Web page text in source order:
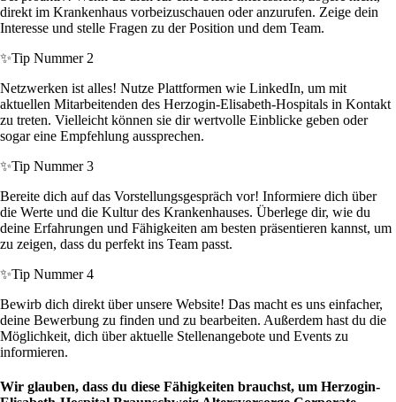
direkt im Krankenhaus vorbeizuschauen oder anzurufen. Zeige dein
Interesse und stelle Fragen zu der Position und dem Team.
✨Tip Nummer 2
Netzwerken ist alles! Nutze Plattformen wie LinkedIn, um mit
aktuellen Mitarbeitenden des Herzogin-Elisabeth-Hospitals in Kontakt
zu treten. Vielleicht können sie dir wertvolle Einblicke geben oder
sogar eine Empfehlung aussprechen.
✨Tip Nummer 3
Bereite dich auf das Vorstellungsgespräch vor! Informiere dich über
die Werte und die Kultur des Krankenhauses. Überlege dir, wie du
deine Erfahrungen und Fähigkeiten am besten präsentieren kannst, um
zu zeigen, dass du perfekt ins Team passt.
✨Tip Nummer 4
Bewirb dich direkt über unsere Website! Das macht es uns einfacher,
deine Bewerbung zu finden und zu bearbeiten. Außerdem hast du die
Möglichkeit, dich über aktuelle Stellenangebote und Events zu
informieren.
Wir glauben, dass du diese Fähigkeiten brauchst, um Herzogin-